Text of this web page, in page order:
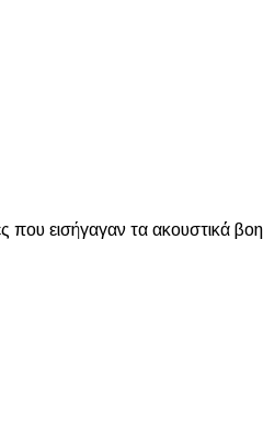
εισήγαγαν τα ακουστικά